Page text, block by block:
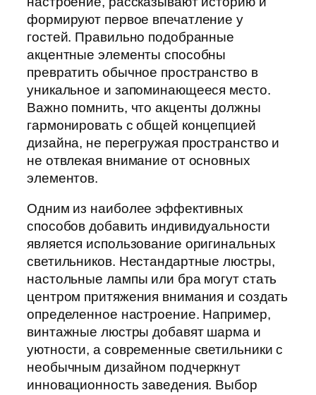
формируют первое впечатление у
гостей. Правильно подобранные
акцентные элементы способны
превратить обычное пространство в
уникальное и запоминающееся место.
Важно помнить, что акценты должны
гармонировать с общей концепцией
дизайна, не перегружая пространство и
не отвлекая внимание от основных
элементов.
Одним из наиболее эффективных
способов добавить индивидуальности
является использование оригинальных
светильников. Нестандартные люстры,
настольные лампы или бра могут стать
центром притяжения внимания и создать
определенное настроение. Например,
винтажные люстры добавят шарма и
уютности, а современные светильники с
необычным дизайном подчеркнут
инновационность заведения. Выбор